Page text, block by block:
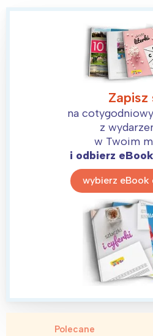
Zapisz
na
z
w Twoim
i odbierz
wybierz eBook
Polecane